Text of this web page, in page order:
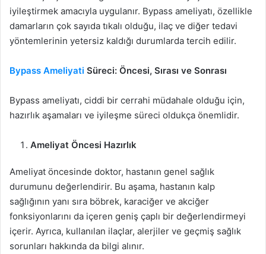
iyileştirmek amacıyla uygulanır. Bypass ameliyatı, özellikle
damarların çok sayıda tıkalı olduğu, ilaç ve diğer tedavi
yöntemlerinin yetersiz kaldığı durumlarda tercih edilir.
Bypass Ameliyati Süreci: Öncesi, Sırası ve Sonrası
Bypass ameliyatı, ciddi bir cerrahi müdahale olduğu için,
hazırlık aşamaları ve iyileşme süreci oldukça önemlidir.
Ameliyat Öncesi Hazırlık
Ameliyat öncesinde doktor, hastanın genel sağlık
durumunu değerlendirir. Bu aşama, hastanın kalp
sağlığının yanı sıra böbrek, karaciğer ve akciğer
fonksiyonlarını da içeren geniş çaplı bir değerlendirmeyi
içerir. Ayrıca, kullanılan ilaçlar, alerjiler ve geçmiş sağlık
sorunları hakkında da bilgi alınır.